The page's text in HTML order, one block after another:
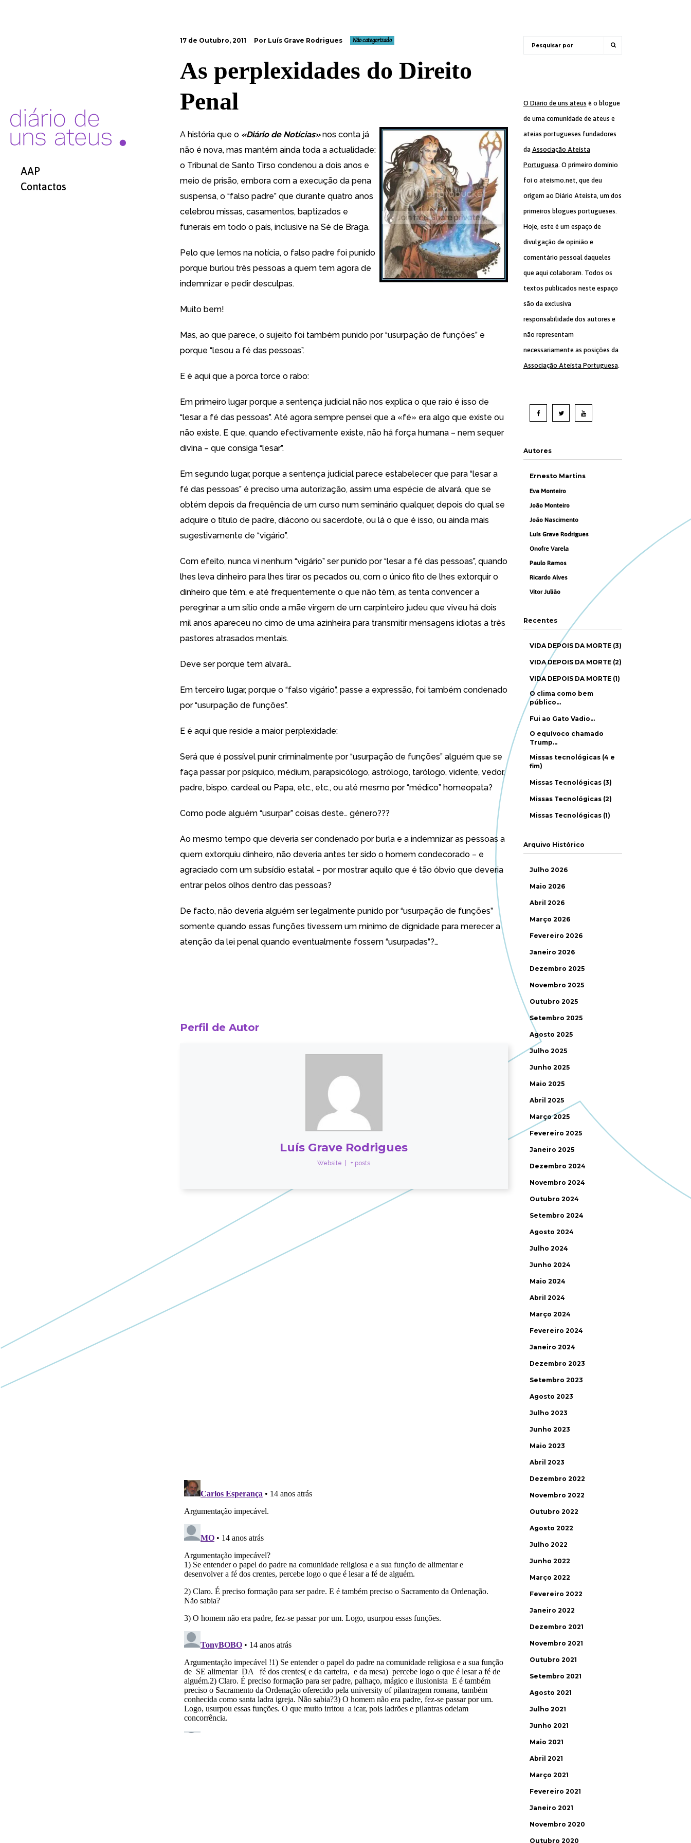
AAP
Contactos
17 de Outubro, 2011 Por Luís Grave Rodrigues Não categorizado
As perplexidades do Direito
Penal
A história que o «Diário de Notícias»nos conta já
não é nova, mas mantém ainda toda a actualidade:
o Tribunal de Santo Tirso condenou a dois anos e
meio de prisão, embora com a execução da pena
suspensa, o “falso padre” que durante quatro anos
celebrou missas, casamentos, baptizados e
funerais em todo o país, inclusive na Sé de Braga.
Pelo que lemos na notícia, o falso padre foi punido
porque burlou três pessoas a quem tem agora de
indemnizar e pedir desculpas.
Muito bem!
Mas, ao que parece, o sujeito foi também punido por “usurpação de funções” e
porque “lesou a fé das pessoas”.
E é aqui que a porca torce o rabo:
Em primeiro lugar porque a sentença judicial não nos explica o que raio é isso de
“lesar a fé das pessoas”. Até agora sempre pensei que a «fé» era algo que existe ou
não existe. E que, quando efectivamente existe, não há força humana – nem sequer
divina – que consiga “lesar”.
Em segundo lugar, porque a sentença judicial parece estabelecer que para “lesar a
fé das pessoas” é preciso uma autorização, assim uma espécie de alvará, que se
obtém depois da frequência de um curso num seminário qualquer, depois do qual se
adquire o título de padre, diácono ou sacerdote, ou lá o que é isso, ou ainda mais
sugestivamente de “vigário”.
Com efeito, nunca vi nenhum “vigário” ser punido por “lesar a fé das pessoas”, quando
lhes leva dinheiro para lhes tirar os pecados ou, com o único fito de lhes extorquir o
dinheiro que têm, e até frequentemente o que não têm, as tenta convencer a
peregrinar a um sítio onde a mãe virgem de um carpinteiro judeu que viveu há dois
mil anos apareceu no cimo de uma azinheira para transmitir mensagens idiotas a três
pastores atrasados mentais.
Deve ser porque tem alvará…
Em terceiro lugar, porque o “falso vigário”, passe a expressão, foi também condenado
por “usurpação de funções”.
E é aqui que reside a maior perplexidade:
Será que é possível punir criminalmente por “usurpação de funções” alguém que se
faça passar por psíquico, médium, parapsicólogo, astrólogo, tarólogo, vidente, vedor,
padre, bispo, cardeal ou Papa, etc., etc., ou até mesmo por “médico” homeopata?
Como pode alguém “usurpar” coisas deste… género???
Ao mesmo tempo que deveria ser condenado por burla e a indemnizar as pessoas a
quem extorquiu dinheiro, não deveria antes ter sido o homem condecorado – e
agraciado com um subsídio estatal – por mostrar aquilo que é tão óbvio que deveria
entrar pelos olhos dentro das pessoas?
De facto, não deveria alguém ser legalmente punido por “usurpação de funções”
somente quando essas funções tivessem um mínimo de dignidade para merecer a
atenção da lei penal quando eventualmente fossem “usurpadas”?…
Perfil de Autor
Luís Grave Rodrigues
Website + posts
O Diário de uns ateus é o blogue
de uma comunidade de ateus e
ateias portugueses fundadores
da Associação Ateísta
Portuguesa. O primeiro domínio
foi o ateismo.net, que deu
origem ao Diário Ateísta, um dos
primeiros blogues portugueses.
Hoje, este é um espaço de
divulgação de opinião e
comentário pessoal daqueles
que aqui colaboram. Todos os
textos publicados neste espaço
são da exclusiva
responsabilidade dos autores e
não representam
necessariamente as posições da
Associação Ateísta Portuguesa.
Autores
Ernesto Martins
Eva Monteiro
João Monteiro
João Nascimento
Luís Grave Rodrigues
Onofre Varela
Paulo Ramos
Ricardo Alves
Vítor Julião
Recentes
VIDA DEPOIS DA MORTE (3)
VIDA DEPOIS DA MORTE (2)
VIDA DEPOIS DA MORTE (1)
O clima como bem
público…
Fui ao Gato Vadio…
O equívoco chamado
Trump…
Missas tecnológicas (4 e
fim)
Missas Tecnológicas (3)
Missas Tecnológicas (2)
Missas Tecnológicas (1)
Arquivo Histórico
Julho 2026
Maio 2026
Abril 2026
Março 2026
Fevereiro 2026
Janeiro 2026
Dezembro 2025
Novembro 2025
Outubro 2025
Setembro 2025
Agosto 2025
Julho 2025
Junho 2025
Maio 2025
Abril 2025
Março 2025
Fevereiro 2025
Janeiro 2025
Dezembro 2024
Novembro 2024
Outubro 2024
Setembro 2024
Agosto 2024
Julho 2024
Junho 2024
Maio 2024
Abril 2024
Março 2024
Fevereiro 2024
Janeiro 2024
Dezembro 2023
Setembro 2023
Agosto 2023
Julho 2023
Junho 2023
Maio 2023
Abril 2023
Dezembro 2022
Novembro 2022
Outubro 2022
Agosto 2022
Julho 2022
Junho 2022
Março 2022
Fevereiro 2022
Janeiro 2022
Dezembro 2021
Novembro 2021
Outubro 2021
Setembro 2021
Agosto 2021
Julho 2021
Junho 2021
Maio 2021
Abril 2021
Março 2021
Fevereiro 2021
Janeiro 2021
Novembro 2020
Outubro 2020